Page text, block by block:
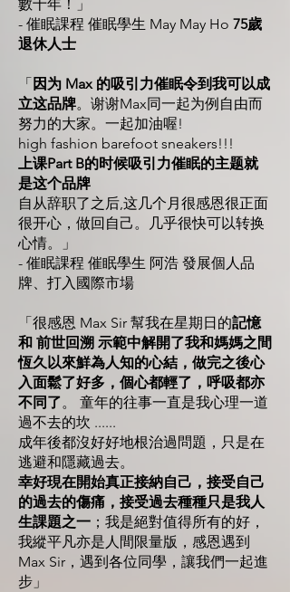
數十年！」
- 催眠課程 催眠學生 May May Ho 75歲
退休人士
「 因为 Max 的吸引力催眠令到我可以成
立这品牌。谢谢Max同一起为例自由而
努力的大家。一起加油喔!
high fashion barefoot sneakers!!!
上课Part B的时候吸引力催眠的主题就
是这个品牌
自从辞职了之后,这几个月很感恩很正面
很开心，做回自己。几乎很快可以转换
心情。」
- 催眠課程 催眠學生 阿浩 發展個人品
牌、打入國際市場
「很感恩 Max Sir 幫我在星期日的記憶
和 前世回溯 示範中解開了我和媽媽之間
恆久以來鮮為人知的心結，做完之後心
入面鬆了好多，個心都輕了，呼吸都亦
不同了。 童年的往事一直是我心理一道
過不去的坎 ......
成年後都沒好好地根治過問題，只是在
逃避和隱藏過去。
幸好現在開始真正接納自己，接受自己
的過去的傷痛，接受過去種種只是我人
生課題之一 ；我是絕對值得所有的好，
我縱平凡亦是人間限量版，感恩遇到
Max Sir，遇到各位同學，讓我們一起進
步」